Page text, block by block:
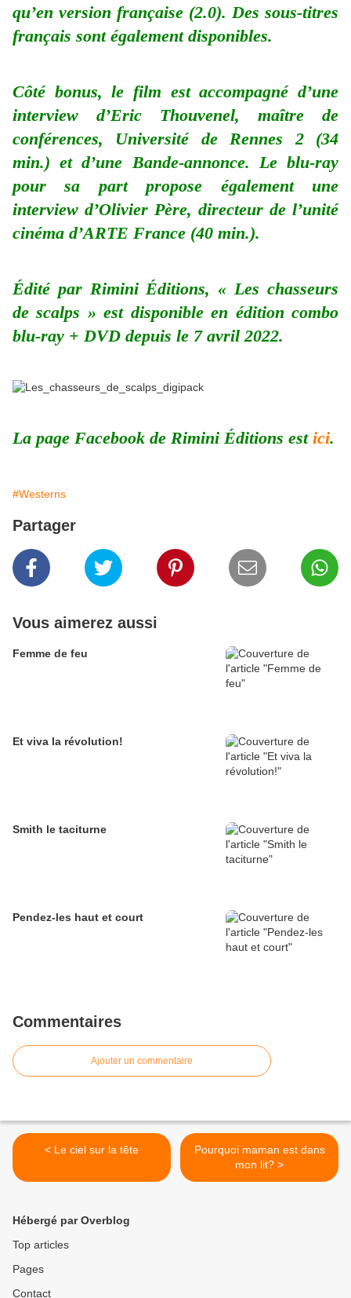
qu’en version française (2.0). Des sous-titres
français sont également disponibles.
Côté bonus, le film est accompagné d’une
interview d’Eric Thouvenel, maître de
conférences, Université de Rennes 2 (34
min.) et d’une Bande-annonce. Le blu-ray
pour sa part propose également une
interview d’Olivier Père, directeur de l’unité
cinéma d’ARTE France (40 min.).
Édité par Rimini Éditions, « Les chasseurs
de scalps » est disponible en édition combo
blu-ray + DVD depuis le 7 avril 2022.
La page Facebook de Rimini Éditions est ici.
#Westerns
Partager
Vous aimerez aussi
Femme de feu
Et viva la révolution!
Smith le taciturne
Pendez-les haut et court
Commentaires
Ajouter un commentaire
< Le ciel sur la tête
Pourquoi maman est dans
mon lit? >
Hébergé par Overblog
Top articles
Pages
Contact